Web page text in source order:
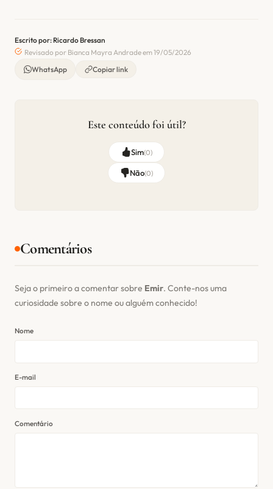
Escrito por: Ricardo Bressan
Revisado por Bianca Mayra Andrade em 19/05/2026
WhatsApp
Copiar link
Este conteúdo foi útil?
Sim(0)
Não(0)
Comentários
Seja o primeiro a comentar sobre Emir. Conte-nos uma
curiosidade sobre o nome ou alguém conhecido!
Nome
E-mail
Comentário